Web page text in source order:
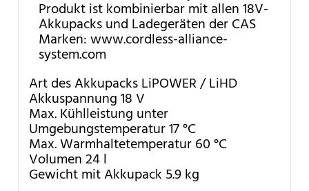
Produkt ist kombinierbar mit allen 18V-
Akkupacks und Ladegeräten der CAS
Marken: www.cordless-alliance-
system.com
Art des Akkupacks LiPOWER / LiHD
Akkuspannung 18 V
Max. Kühlleistung unter
Umgebungstemperatur 17 °C
Max. Warmhaltetemperatur 60 °C
Volumen 24 l
Gewicht mit Akkupack 5.9 kg